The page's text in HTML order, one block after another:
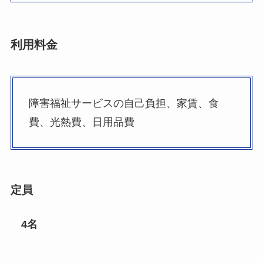
利用料金
障害福祉サービスの自己負担、家賃、食
費、光熱費、日用品費
定員
4名